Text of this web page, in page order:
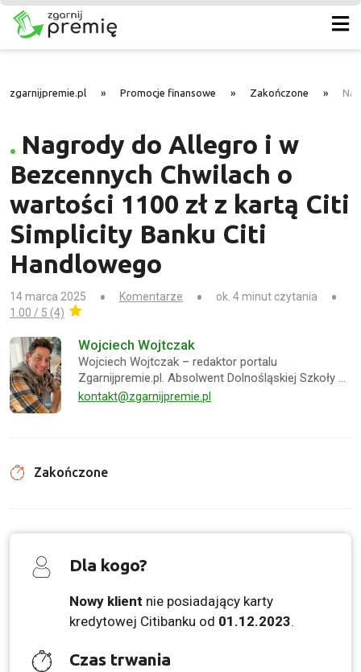
zgarnijpremie.pl » Promocje finansowe » Zakończone »
Nagrody do Allegro i w
Bezcennych Chwilach o
wartości 1100 zł z kartą Citi
Simplicity Banku Citi
Handlowego
14 marca 2025 Komentarze
ok. 4 minut czytania
1.00 / 5 (4)
Wojciech Wojtczak
Wojciech Wojtczak – redaktor portalu
Zgarnijpremie.pl. Absolwent Dolnośląskiej Szkoły …
kontakt@zgarnijpremie.pl
Zakończone
Dla kogo?
Nowy klient nie posiadający karty
kredytowej Citibanku od 01.12.2023.
Czas trwania